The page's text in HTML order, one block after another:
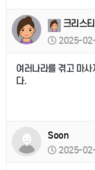
크리스
2025-
여러나라를 겪고 마
다.
Soon
2025-